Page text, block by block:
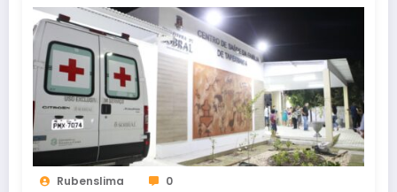
Rubenslima 0